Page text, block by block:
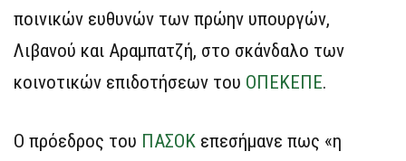
ποινικών ευθυνών των πρώην υπουργών,
Λιβανού και Αραμπατζή, στο σκάνδαλο των
κοινοτικών επιδοτήσεων του ΟΠΕΚΕΠΕ.
Ο πρόεδρος του ΠΑΣΟΚ επεσήμανε πως «η